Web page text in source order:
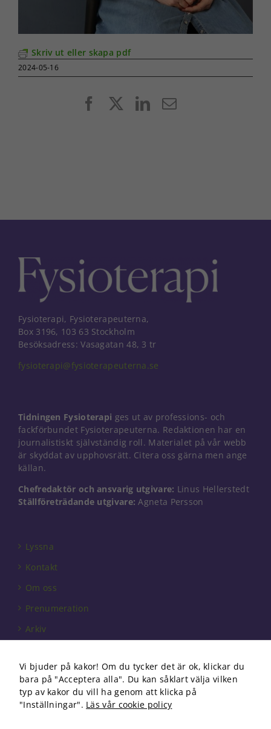
Skriv ut eller skapa pdf
2024-05-16
FacebookLinkedIn
E-
Fysioterapi, Fysioterapeuterna,
Box 3196, 103 63 Stockholm
Besöksadress: Vasagatan 48, 3 tr
fysioterapi@fysioterapeuterna.se
Tidningen Fysioterapi ges ut av professions- och
fackförbundet Fysioterapeuterna. Redaktionen har en
journalistiskt självständig roll. Materialet på vår webb
är skyddat av upphovsrätt. Citera oss gärna men ange
källan.
Chefredaktör och ansvarig utgivare: Linus Hellerstedt
Ställföreträdande utgivare: Agneta Persson
Lyssna
Kontakt
Om oss
Prenumeration
Arkiv
Förbundet
Om cookies
Vi bjuder på kakor! Om du tycker det är ok, klickar du
bara på "Acceptera alla". Du kan såklart välja vilken
typ av kakor du vill ha genom att klicka på
"Inställningar". Läs vår cookie policy
Nödvändiga
Dessa kakor
välja bort. De
behövs för
funktionalitet
uppbyggnad,
baserat på
hur
hemsidan
används.